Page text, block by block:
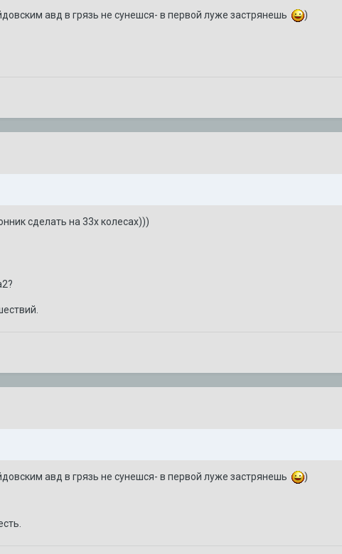
авд в грязь не сунешся- в первой луже застрянешь )
сделать на 33х колесах)))
авд в грязь не сунешся- в первой луже застрянешь )